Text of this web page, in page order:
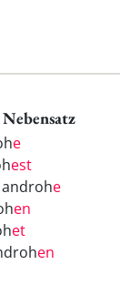
e
est
e
en
et
en